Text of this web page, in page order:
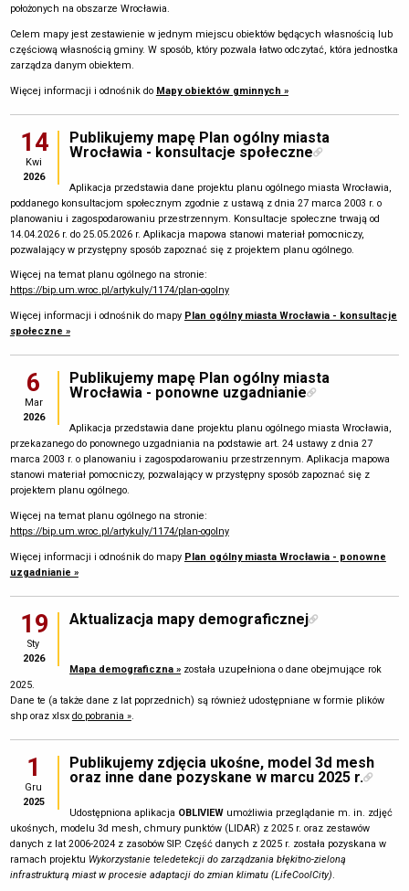
położonych na obszarze Wrocławia.
Celem mapy jest zestawienie w jednym miejscu obiektów będących własnością lub
częściową własnością gminy. W sposób, który pozwala łatwo odczytać, która jednostka
zarządza danym obiektem.
Więcej informacji i odnośnik do Mapy obiektów gminnych »
14
Kwi
2026
Publikujemy mapę Plan ogólny miasta
Wrocławia - konsultacje społeczne
Aplikacja przedstawia dane projektu planu ogólnego miasta Wrocławia,
poddanego konsultacjom społecznym zgodnie z ustawą z dnia 27 marca 2003 r. o
planowaniu i zagospodarowaniu przestrzennym. Konsultacje społeczne trwają od
14.04.2026 r. do 25.05.2026 r. Aplikacja mapowa stanowi materiał pomocniczy,
pozwalający w przystępny sposób zapoznać się z projektem planu ogólnego.
Więcej na temat planu ogólnego na stronie:
https://bip.um.wroc.pl/artykuly/1174/plan-ogolny
Więcej informacji i odnośnik do mapy Plan ogólny miasta Wrocławia - konsultacje
społeczne »
6
Mar
2026
Publikujemy mapę Plan ogólny miasta
Wrocławia - ponowne uzgadnianie
Aplikacja przedstawia dane projektu planu ogólnego miasta Wrocławia,
przekazanego do ponownego uzgadniania na podstawie art. 24 ustawy z dnia 27
marca 2003 r. o planowaniu i zagospodarowaniu przestrzennym. Aplikacja mapowa
stanowi materiał pomocniczy, pozwalający w przystępny sposób zapoznać się z
projektem planu ogólnego.
Więcej na temat planu ogólnego na stronie:
https://bip.um.wroc.pl/artykuly/1174/plan-ogolny
Więcej informacji i odnośnik do mapy Plan ogólny miasta Wrocławia - ponowne
uzgadnianie »
19
Sty
2026
Aktualizacja mapy demograficznej
Mapa demograficzna » została uzupełniona o dane obejmujące rok
2025.
Dane te (a także dane z lat poprzednich) są również udostępniane w formie plików
shp oraz xlsx do pobrania ».
1
Gru
2025
Publikujemy zdjęcia ukośne, model 3d mesh
oraz inne dane pozyskane w marcu 2025 r.
Udostępniona aplikacja OBLIVIEW umożliwia przeglądanie m. in. zdjęć
ukośnych, modelu 3d mesh, chmury punktów (LIDAR) z 2025 r. oraz zestawów
danych z lat 2006-2024 z zasobów SIP. Część danych z 2025 r. została pozyskana w
ramach projektu Wykorzystanie teledetekcji do zarządzania błękitno-zieloną
infrastrukturą miast w procesie adaptacji do zmian klimatu (LifeCoolCity).